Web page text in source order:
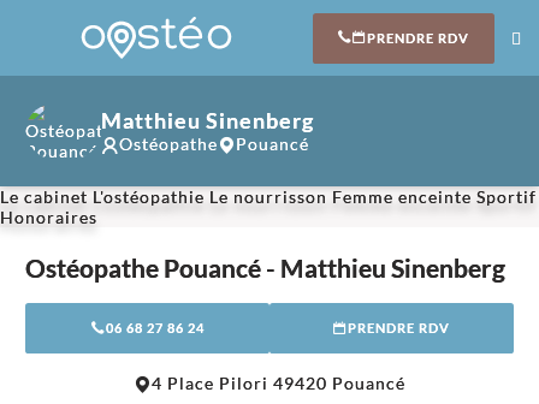
PRENDRE RDV
Matthieu Sinenberg
Ostéopathe Pouancé
Le cabinet L'ostéopathie Le nourrisson Femme enceinte Sportif
Honoraires
Ostéopathe Pouancé - Matthieu Sinenberg
06 68 27 86 24 PRENDRE RDV
4 Place Pilori 49420 Pouancé